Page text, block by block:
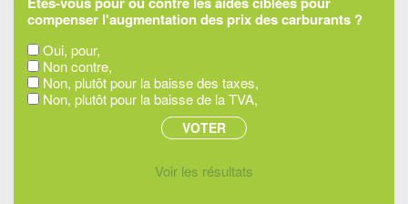
compenser l'augmentation des prix des carburants ?
Oui, pour,
Non contre,
Non, plutôt pour la baisse des taxes,
Non, plutôt pour la baisse de la TVA,
Voir les résultats